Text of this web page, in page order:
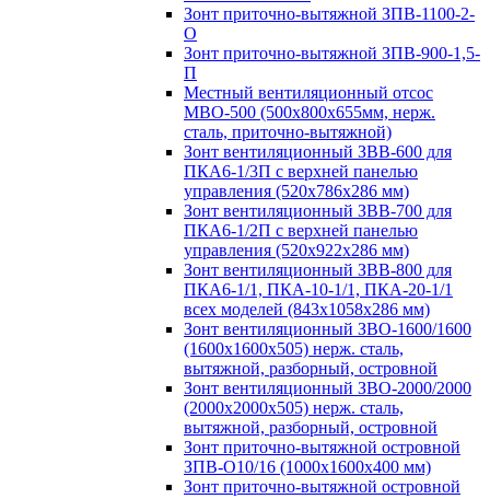
Зонт приточно-вытяжной ЗПВ-1100-2-
О
Зонт приточно-вытяжной ЗПВ-900-1,5-
П
Местный вентиляционный отсос
МВО-500 (500х800х655мм, нерж.
сталь, приточно-вытяжной)
Зонт вентиляционный ЗВВ-600 для
ПКА6-1/3П с верхней панелью
управления (520х786х286 мм)
Зонт вентиляционный ЗВВ-700 для
ПКА6-1/2П с верхней панелью
управления (520х922х286 мм)
Зонт вентиляционный ЗВВ-800 для
ПКА6-1/1, ПКА-10-1/1, ПКА-20-1/1
всех моделей (843х1058х286 мм)
Зонт вентиляционный ЗВО-1600/1600
(1600х1600х505) нерж. сталь,
вытяжной, разборный, островной
Зонт вентиляционный ЗВО-2000/2000
(2000х2000х505) нерж. сталь,
вытяжной, разборный, островной
Зонт приточно-вытяжной островной
ЗПВ-О10/16 (1000х1600х400 мм)
Зонт приточно-вытяжной островной